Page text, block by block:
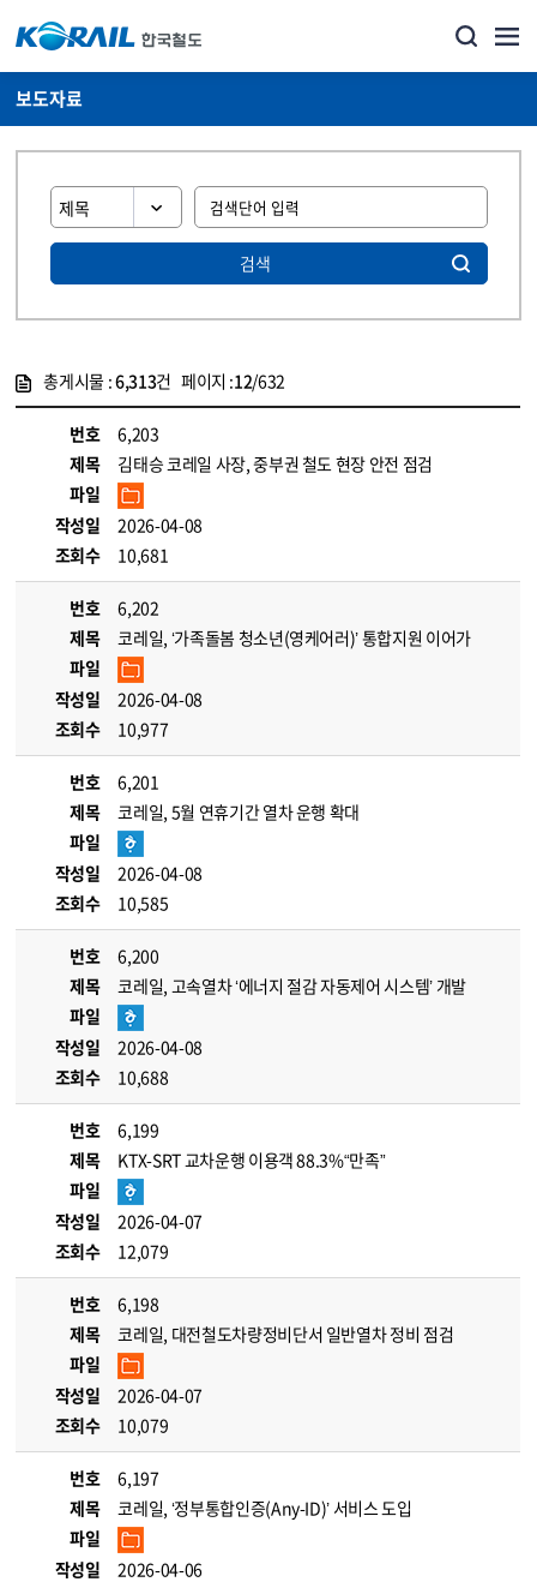
보도자료
검색
총게시물 :6,313건 페이지 :12/632
번호
6,203
제목
김태승 코레일 사장, 중부권 철도 현장 안전 점검
파일
작성일
2026-04-08
조회수
10,681
번호
6,202
제목
코레일, ‘가족돌봄 청소년(영케어러)’ 통합지원 이어가
파일
작성일
2026-04-08
조회수
10,977
번호
6,201
제목
코레일, 5월 연휴기간 열차 운행 확대
파일
작성일
2026-04-08
조회수
10,585
번호
6,200
제목
코레일, 고속열차 ‘에너지 절감 자동제어 시스템’ 개발
파일
작성일
2026-04-08
조회수
10,688
번호
6,199
제목
KTX-SRT 교차운행 이용객 88.3%“만족”
파일
작성일
2026-04-07
조회수
12,079
번호
6,198
제목
코레일, 대전철도차량정비단서 일반열차 정비 점검
파일
작성일
2026-04-07
조회수
10,079
번호
6,197
제목
코레일, ‘정부통합인증(Any-ID)’ 서비스 도입
파일
작성일
2026-04-06